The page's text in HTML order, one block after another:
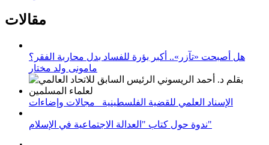
مقالات
هل أصبحت «تآزر».. أكبر بؤرة للفساد بدل محاربة الفقر؟
مامونى ولد مختار
الإسناد العلمي للقضية الفلسطينية_ مجالات وإضاءات
ندوة حول كتاب "العدالة الاجتماعية في الإسلام"